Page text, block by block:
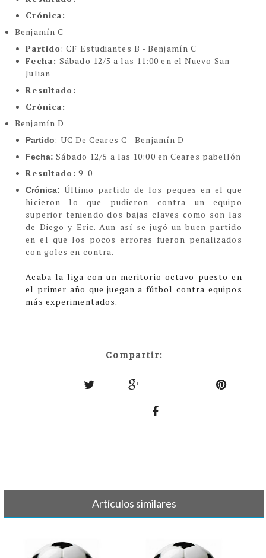
Crónica:
Benjamín C
Partido: CF Estudiantes B - Benjamín C
Fecha:Sábado 12/5 a las 11:00 en el Nuevo San
Julian
Resultado:
Crónica:
Benjamín D
Partido: UC De Ceares C - Benjamín D
Fecha:Sábado 12/5 a las 10:00 en Ceares pabellón
Resultado: 9-0
Crónica: Último partido de los peques en el que
hicieron lo que pudieron contra un equipo
superior teniendo dos bajas claves como son las
de Diego y Eric. Aun así se jugó un buen partido
en el que los pocos errores fueron penalizados
con goles en contra.
Acaba la liga con un meritorio octavo puesto en
el primer año que juegan a fútbol contra equipos
más experimentados.
Compartir:
Artículos similares